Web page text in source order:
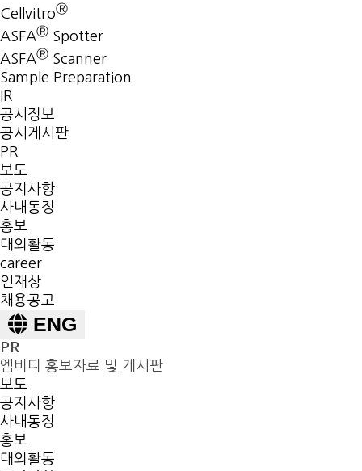
CellvitroⓇ
ASFAⓇ Spotter
ASFAⓇ Scanner
Sample Preparation
IR
공시정보
공시게시판
PR
보도
공지사항
사내동정
홍보
대외활동
career
인재상
채용공고
ENG
PR
엠비디 홍보자료 및 게시판
보도
공지사항
사내동정
홍보
대외활동